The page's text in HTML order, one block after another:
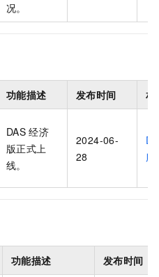
况。
功能描述 发布时间 相
DAS 经济
版正式上
线。
2024-06-
28
服
功能描述 发布时间